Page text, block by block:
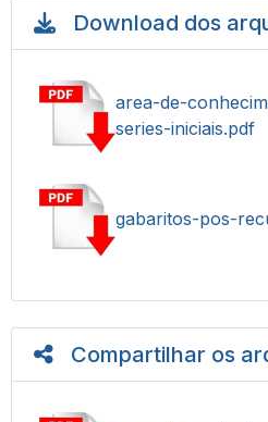
Download dos
area-de-
series-iniciais.pdf
gabaritos-pos-
Compartilhar os